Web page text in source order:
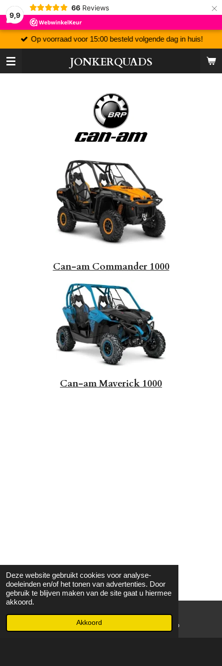
Deze website gebruikt cookies voor analyse-
doeleinden en/of het tonen van advertenties. Door
gebruik te blijven maken van de site gaat u hiermee
akkoord.
Akkoord
9,9
66 Reviews ×
JONKERQUADS
Op voorraad voor 15:00 besteld volgende dag in huis!
Can-am Commander 1000
Can-am Maverick 1000
WhatsApp